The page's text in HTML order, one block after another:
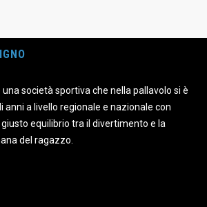
una società sportiva che nella pallavolo si è
a livello regionale e nazionale con
giusto equilibrio tra il divertimento e la
del ragazzo.